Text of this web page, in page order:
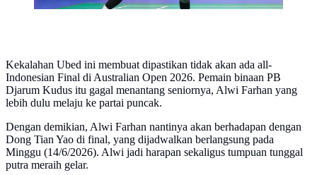
Kekalahan Ubed ini membuat dipastikan tidak akan ada all-
Indonesian Final di Australian Open 2026. Pemain binaan PB
Djarum Kudus itu gagal menantang seniornya, Alwi Farhan yang
lebih dulu melaju ke partai puncak.
Dengan demikian, Alwi Farhan nantinya akan berhadapan dengan
Dong Tian Yao di final, yang dijadwalkan berlangsung pada
Minggu (14/6/2026). Alwi jadi harapan sekaligus tumpuan tunggal
putra meraih gelar.